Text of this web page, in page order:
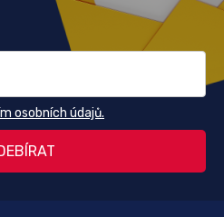
osobních údajů.